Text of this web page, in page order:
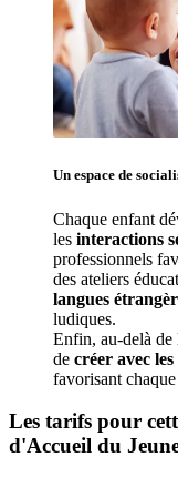
Un espace de
Chaque enfant
les interactions
professionnels
des ateliers
langues
ludiques.
Enfin, au-delà de
de créer avec
favorisant
Les tarifs pour
d'Accueil du